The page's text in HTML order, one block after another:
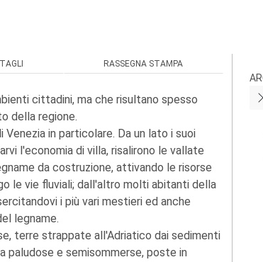
RASSEGNA STAMPA
cittadini, ma che risultano spesso
della regione.
in particolare. Da un lato i suoi
l'economia di villa, risalirono le vallate
da costruzione, attivando le risorse
le vie fluviali; dall'altro molti abitanti della
i più vari mestieri ed anche
legname.
terre strappate all'Adriatico dai sedimenti
paludose e semisommerse, poste in